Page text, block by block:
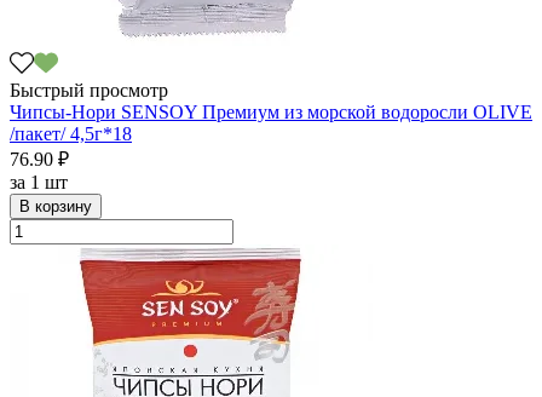
Быстрый просмотр
Чипсы-Нори SENSOY Премиум из морской водоросли OLIVE
/пакет/ 4,5г*18
76.90 ₽
за 1 шт
В корзину